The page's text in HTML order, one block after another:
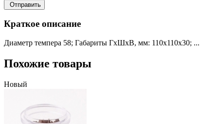
Отправить
Краткое описание
Диаметр темпера 58; Габариты ГхШхВ, мм: 110х110х30; ...
Похожие товары
Новый